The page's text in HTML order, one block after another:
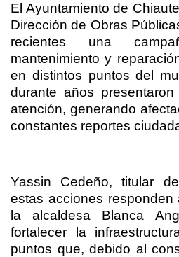
El Ayuntamiento de
Dirección de Obras
recientes una
mantenimiento y
en distintos puntos del
durante años
atención, generando
constantes reportes
Yassin Cedeño, titular
estas acciones
la alcaldesa Blanca
fortalecer la
puntos que, debido al